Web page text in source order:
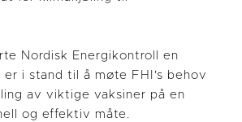
Nordisk Energikontroll en
er i stand til å møte FHI's behov
av viktige vaksiner på en
og effektiv måte.